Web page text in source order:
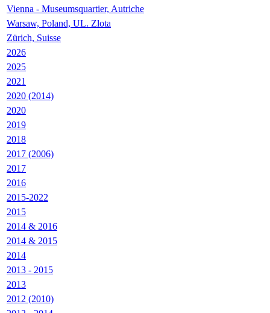
Vienna - Museumsquartier, Autriche
Warsaw, Poland, UL. Zlota
Zürich, Suisse
2026
2025
2021
2020 (2014)
2020
2019
2018
2017 (2006)
2017
2016
2015-2022
2015
2014 & 2016
2014 & 2015
2014
2013 - 2015
2013
2012 (2010)